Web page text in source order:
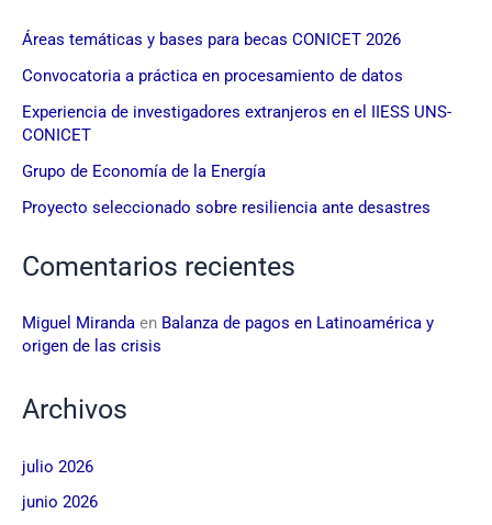
Áreas temáticas y bases para becas CONICET 2026
Convocatoria a práctica en procesamiento de datos
Experiencia de investigadores extranjeros en el IIESS UNS-
CONICET
Grupo de Economía de la Energía
Proyecto seleccionado sobre resiliencia ante desastres
Comentarios recientes
Miguel Miranda en Balanza de pagos en Latinoamérica y
origen de las crisis
Archivos
julio 2026
junio 2026